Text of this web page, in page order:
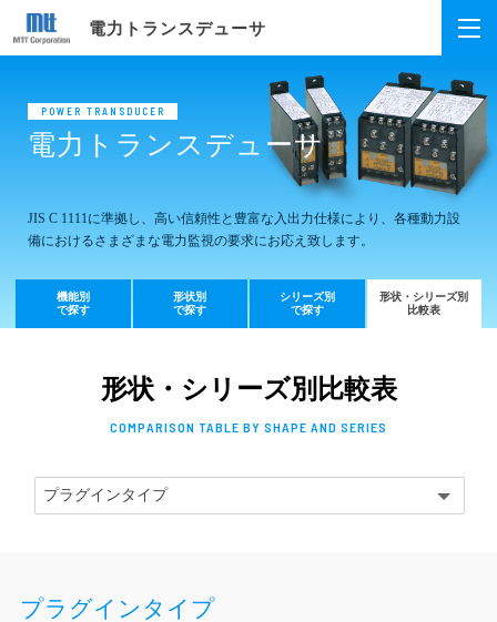
電力トランスデューサ
POWER TRANSDUCER
電力トランスデューサ
JIS C 1111に準拠し、高い信頼性と豊富な入出力仕様により、 各種動力設
備におけるさまざまな電力監視の要求にお応え致します。
機能別
で探す
形状別
で探す
シリーズ別
で探す
形状・シリーズ別
比較表
形状・シリーズ別比較表
COMPARISON TABLE BY SHAPE AND SERIES
プラグインタイプ